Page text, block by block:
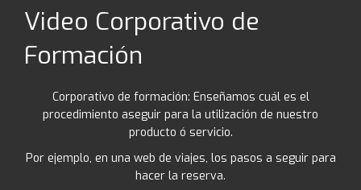
Video Corporativo de
Formación
Corporativo de formación: Enseñamos cuál es el
procedimiento aseguir para la utilización de nuestro
producto ó servicio.
Por ejemplo, en una web de viajes, los pasos a seguir para
hacer la reserva.